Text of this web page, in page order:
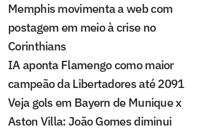
Memphis movimenta a web com
postagem em meio à crise no
Corinthians
IA aponta Flamengo como maior
campeão da Libertadores até 2091
Veja gols em Bayern de Munique x
Aston Villa: João Gomes diminui